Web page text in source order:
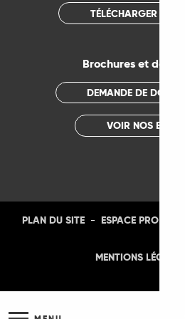
TÉLÉCHARGER
Brochures et
DEMANDE DE
VOIR NOS
PLAN DU SITE - ESPACE PRO
MENTIONS LÉGALES